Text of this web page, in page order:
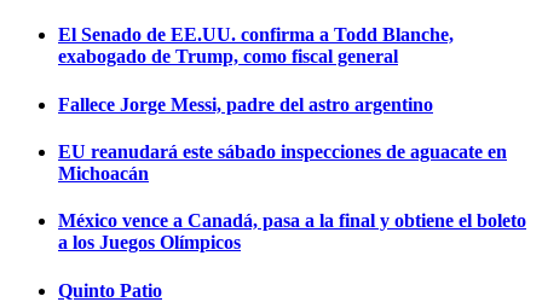
El Senado de EE.UU. confirma a Todd Blanche,
exabogado de Trump, como fiscal general
Fallece Jorge Messi, padre del astro argentino
EU reanudará este sábado inspecciones de aguacate en
Michoacán
México vence a Canadá, pasa a la final y obtiene el boleto
a los Juegos Olímpicos
Quinto Patio